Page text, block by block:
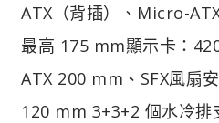
ATX（背插）、Micro-
最高 175 mm顯示卡：
ATX 200 mm、SFX風扇
120 mm 3+3+2 個水冷排